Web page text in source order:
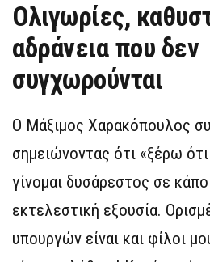
Ολιγωρίες,
αδράνεια που δεν
συγχωρούνται
Ο Μάξιμος Χαρακόπουλος
σημειώνοντας ότι «ξέρω
γίνομαι δυσάρεστος σε
εκτελεστική εξουσία.
υπουργών είναι και φίλοι